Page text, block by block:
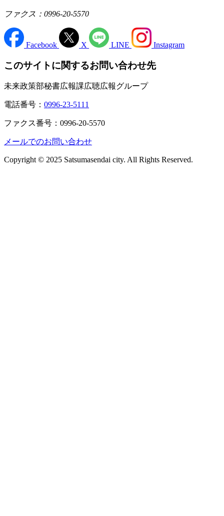
ファクス：0996-20-5570
Facebook X LINE Instagram
このサイトに関するお問い合わせ先
未来政策部秘書広報課広聴広報グループ
電話番号： 0996-23-5111
ファクス番号：0996-20-5570
メールでのお問い合わせ
Copyright © 2025 Satsumasendai city. All Rights Reserved.